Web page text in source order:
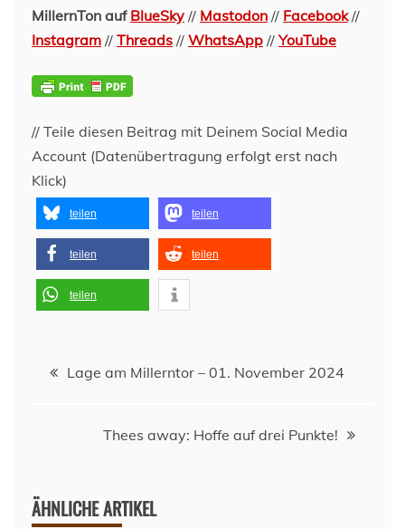
MillernTon auf BlueSky // Mastodon // Facebook//
Instagram // Threads // WhatsApp //YouTube
// Teile diesen Beitrag mit Deinem Social Media
Account (Datenübertragung erfolgt erst nach
Klick)
teilen teilen
teilen teilen
teilen
Beitragsnavigation
Lage am Millerntor – 01. November 2024
Thees away: Hoffe auf drei Punkte!
ÄHNLICHE ARTIKEL